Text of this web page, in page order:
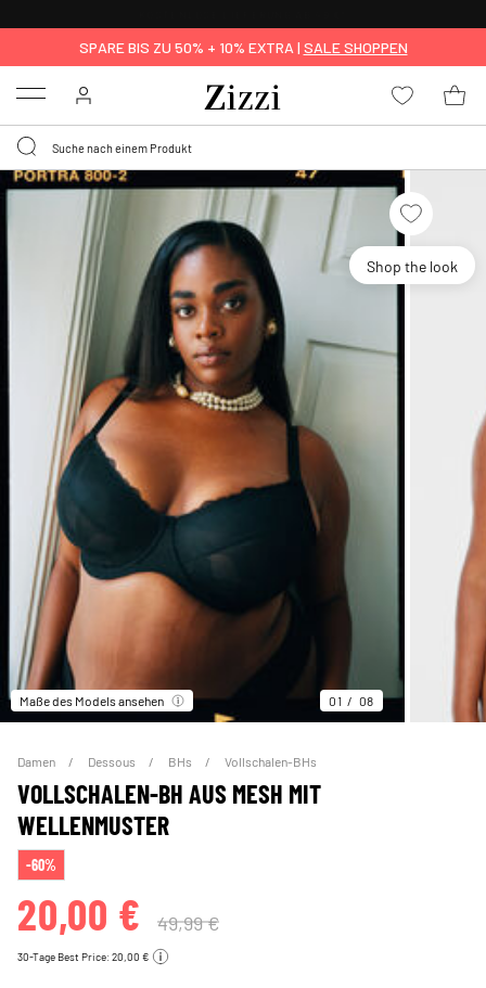
SPARE BIS ZU 50% + 10% EXTRA | SALE SHOPPEN
Menu
Shop the look
Maße des Models ansehen 01 08
Damen Dessous BHs Vollschalen-BHs
VOLLSCHALEN-BH AUS MESH MIT
WELLENMUSTER
-60%
20,00 € 49,99 €
30-Tage Best Price: 20,00 €